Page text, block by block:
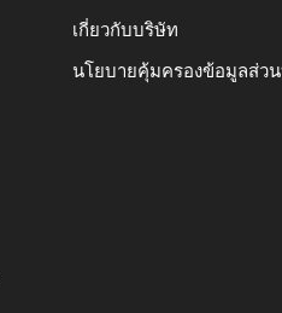
เกี่ยวกับบริษัท
นโยบายคุ้มครองข้อมูลส่ว